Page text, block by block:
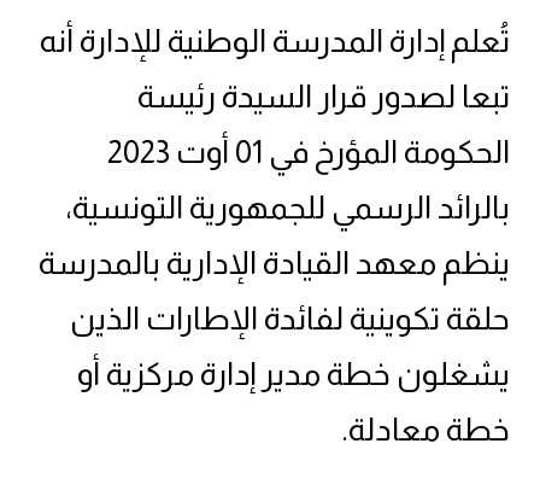
تُعلم إدارة المدرسة الوطنية للإدارة أنه
تبعا لصدور قرار السيدة رئيسة
الحكومة المؤرخ في 01 أوت 2023
بالرائد الرسمي للجمهورية التونسية،
ينظم معهد القيادة الإدارية بالمدرسة
حلقة تكوينية لفائدة الإطارات الذين
يشغلون خطة مدير إدارة مركزية أو
خطة معادلة.